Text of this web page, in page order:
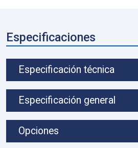
Especificaciones
Especificación técnica
Especificación general
Opciones